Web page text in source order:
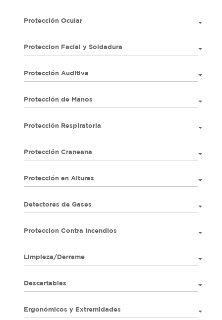
Protección Ocular
Proteccion Facial y Soldadura
Protección Auditiva
Protección de Manos
Protección Respiratoria
Protección Craneana
Protección en Alturas
Detectores de Gases
Proteccion Contra Incendios
Limpieza/Derrame
Descartables
Ergonómicos y Extremidades